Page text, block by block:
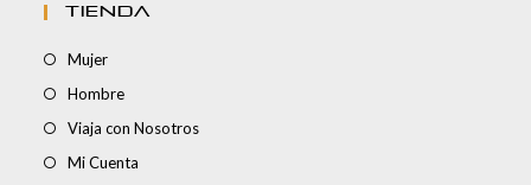
TIENDA
Mujer
Hombre
Viaja con Nosotros
Mi Cuenta